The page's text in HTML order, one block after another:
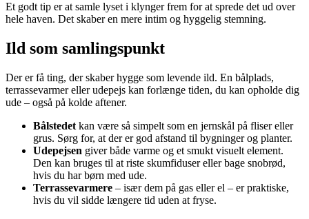
Et godt tip er at samle lyset i klynger frem for at sprede det ud over
hele haven. Det skaber en mere intim og hyggelig stemning.
Ild som samlingspunkt
Der er få ting, der skaber hygge som levende ild. En bålplads,
terrassevarmer eller udepejs kan forlænge tiden, du kan opholde dig
ude – også på kolde aftener.
Bålstedet kan være så simpelt som en jernskål på fliser eller
grus. Sørg for, at der er god afstand til bygninger og planter.
Udepejsen giver både varme og et smukt visuelt element.
Den kan bruges til at riste skumfiduser eller bage snobrød,
hvis du har børn med ude.
Terrassevarmere – især dem på gas eller el – er praktiske,
hvis du vil sidde længere tid uden at fryse.